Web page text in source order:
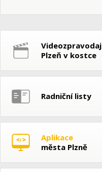
Videozpravodaj
Plzeň v kostce
Radniční listy
Aplikace
města Plzně